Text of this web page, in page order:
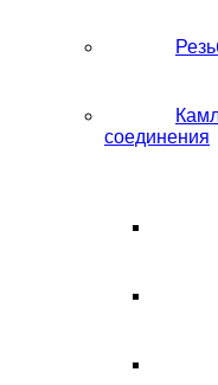
соединения